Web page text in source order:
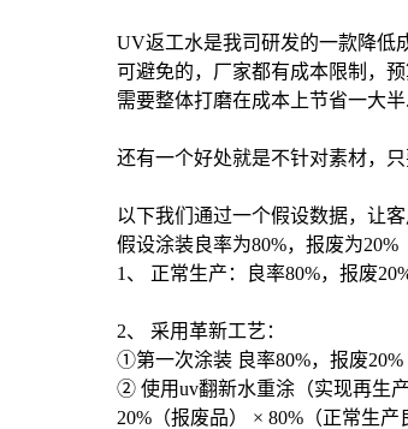
UV返工水是我司研发的一款降低
可避免的，厂家都有成本限制，
需要整体打磨在成本上节省一大半.
还有一个好处就是不针对素材，
以下我们通过一个假设数据，让
假设涂装良率为80%，报废为20%
1、 正常生产：良率80%，报废
2、 采用革新工艺：
①第一次涂装 良率80%，报废20%
② 使用uv翻新水重涂（实现再生产
20%（报废品） × 80%（正常生